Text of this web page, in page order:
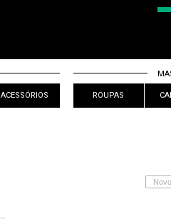
ACESSÓRIOS ROUPAS
Novo